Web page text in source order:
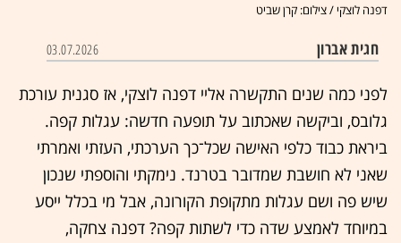
דפנה לוצקי / צילום: קרן שביט
חגית אברון 03.07.2026
לפני כמה שנים התקשרה אליי דפנה לוצקי, אז סגנית עורכת
גלובס, וביקשה שאכתוב על תופעה חדשה: עגלות קפה.
ביראת כבוד כלפי האישה שכל־כך הערכתי, העזתי ואמרתי
שאני לא חושבת שמדובר בטרנד. נימקתי והוספתי שנכון
שיש פה ושם עגלות מתקופת הקורונה, אבל מי בכלל ייסע
במיוחד לאמצע שדה כדי לשתות קפה? דפנה צחקה,